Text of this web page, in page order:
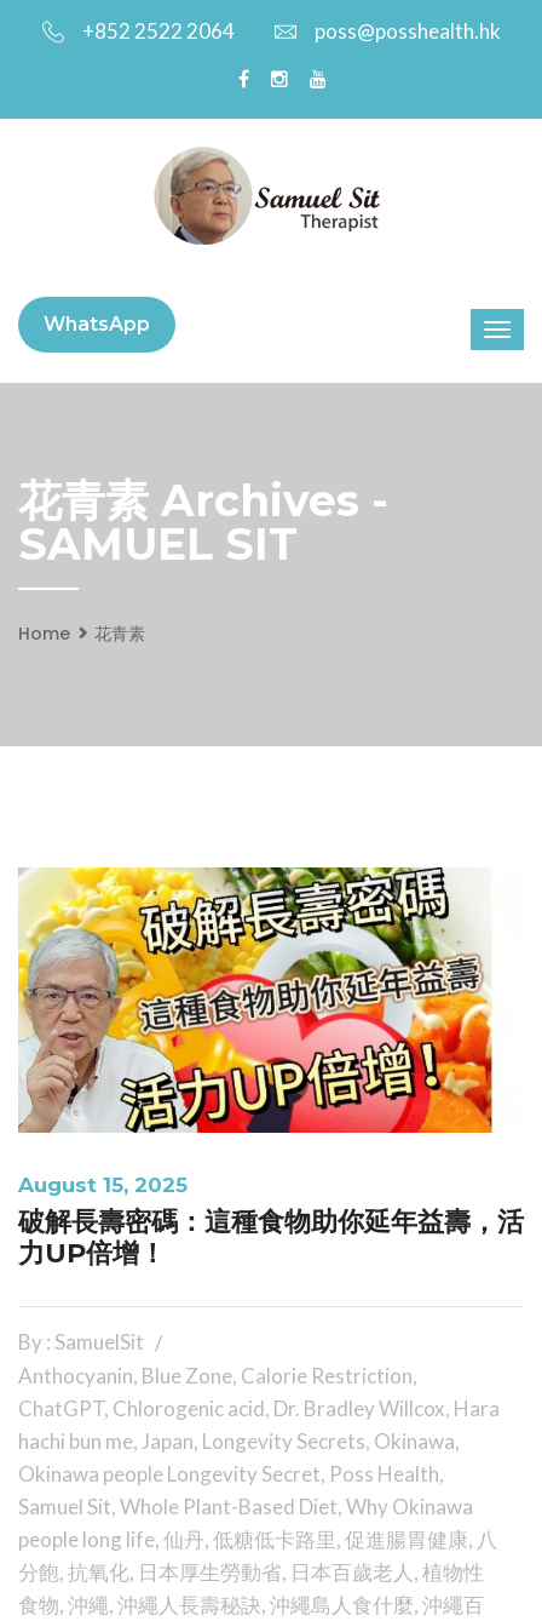
+852 2522 2064 poss@posshealth.hk
WhatsApp
花青素 Archives -
SAMUEL SIT
Home 花青素
August 15, 2025
破解長壽密碼：這種食物助你延年益壽，活
力UP倍增！
By : SamuelSit
Anthocyanin, Blue Zone, Calorie Restriction,
ChatGPT, Chlorogenic acid, Dr. Bradley Willcox, Hara
hachi bun me,Japan, Longevity Secrets, Okinawa,
Okinawa people Longevity Secret, Poss Health,
Samuel Sit,Whole Plant-Based Diet,Why Okinawa
people long life,仙丹,低糖低卡路里,促進腸胃健康, 八
分飽,抗氧化, 日本厚生勞動省, 日本百歲老人,植物性
食物,沖繩,沖繩人長壽秘訣,沖繩島人食什麼,沖繩百